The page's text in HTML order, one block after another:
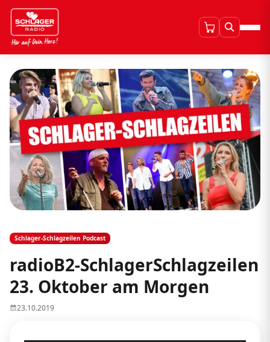
Schlager-Schlagzeilen Podcast
radioB2-SchlagerSchlagzeilen
23. Oktober am Morgen
23.10.2019